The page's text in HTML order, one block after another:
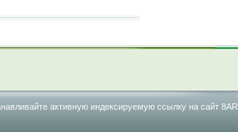
активную индексируемую ссылку на сайт